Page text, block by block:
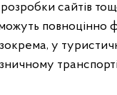
розробки сайтів
у